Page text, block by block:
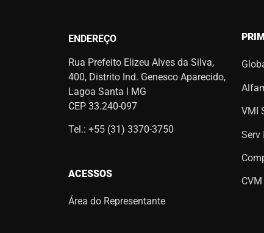
ENDEREÇO
Rua Prefeito Elizeu Alves da Silva,
400, Distrito Ind. Genesco Aparecido,
Lagoa Santa l MG
CEP 33.240-097
Tel.: +55 (31) 3370-3750
ACESSOS
Área do Representante
VMI
Serv
CVM